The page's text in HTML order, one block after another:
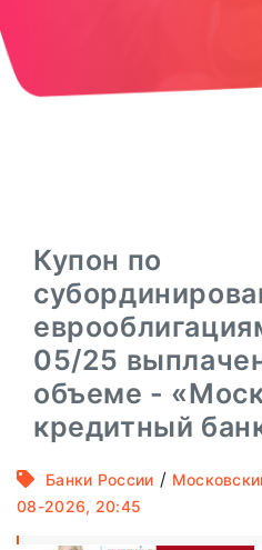
Купон по
05/25
объеме -
кредитный
Банки России /
08-2026, 20:45